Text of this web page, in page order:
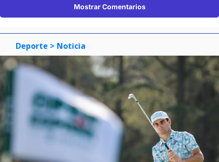
Mostrar Comentarios
Deporte > Noticia